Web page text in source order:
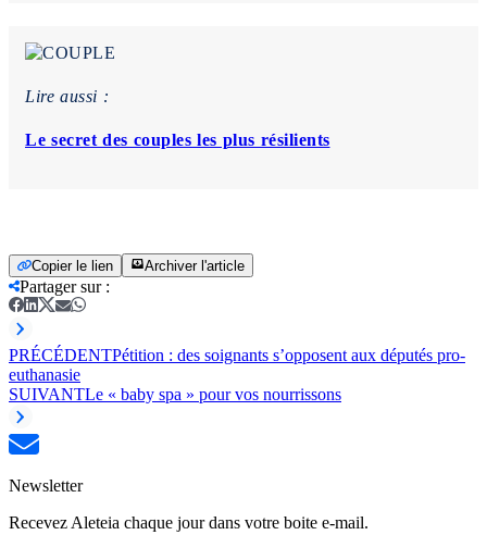
Lire aussi :
Le secret des couples les plus résilients
Copier le lien Archiver l'article
Partager sur:
PRÉCÉDENTPétition : des soignants s’opposent aux députés pro-
euthanasie
SUIVANTLe « baby spa » pour vos nourrissons
Newsletter
Recevez Aleteia chaque jour dans votre boite e-mail.